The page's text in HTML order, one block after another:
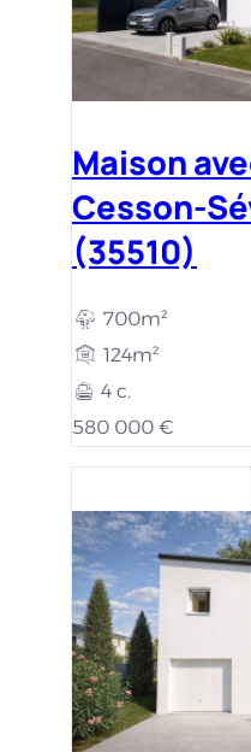
Maison
Cesson-
(35510)
700m²
124m²
4 c.
580 000 €